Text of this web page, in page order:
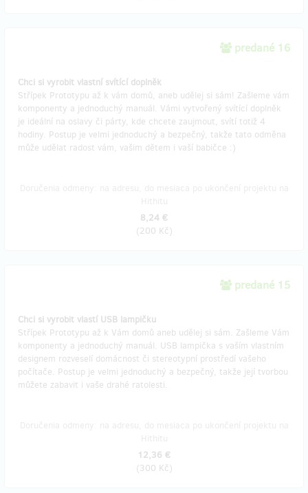
predané 16
Chci si vyrobit vlastní svítící doplněk
Střípek Prototypu až k vám domů, aneb udělej si sám! Zašleme vám
komponenty a jednoduchý manuál. Vámi vytvořený svítící doplněk
je ideální na oslavy či párty, kde chcete zaujmout, svítí totiž 4
hodiny. Postup je velmi jednoduchý a bezpečný, takže tato odměna
může udělat radost vám, vašim dětem i vaší babičce :)
8,24 €
(200 Kč)
predané 15
Chci si vyrobit vlastí USB lampičku
Střípek Prototypu až k Vám domů aneb udělej si sám. Zašleme Vám
komponenty a jednoduchý manuál. USB lampička s vaším vlastním
designem rozveselí domácnost či stereotypní prostředí vašeho
počítače. Postup je velmi jednoduchý a bezpečný, takže její tvorbou
můžete zabavit i vaše drahé ratolesti.
12,36 €
(300 Kč)